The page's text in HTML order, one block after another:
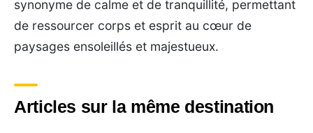
synonyme de calme et de tranquillité, permettant
de ressourcer corps et esprit au cœur de
paysages ensoleillés et majestueux.
Articles sur la même destination